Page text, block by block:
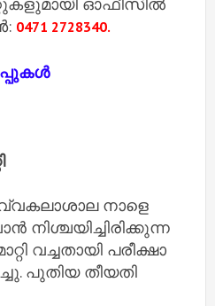
ഓഫീസിൽ
0471 2728340.
നാളെ
നിശ്ചയിച്ചിരിക്കുന്ന
വച്ചതായി പരീക്ഷാ
പുതിയ തീയതി